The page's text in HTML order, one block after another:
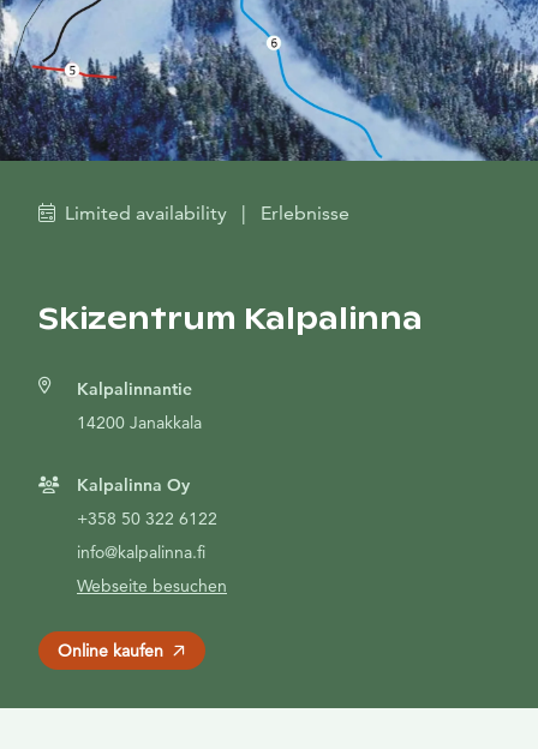
Limited availability | Erlebnisse
Skizentrum Kalpalinna
Kalpalinnantie
14200 Janakkala
Kalpalinna Oy
+358 50 322 6122
info@kalpalinna.fi
Webseite besuchen
Online kaufen